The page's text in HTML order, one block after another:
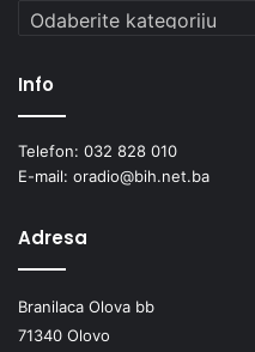
Kategorije
Info
Telefon: 032 828 010
E-mail: oradio@bih.net.ba
Adresa
Branilaca Olova bb
71340 Olovo